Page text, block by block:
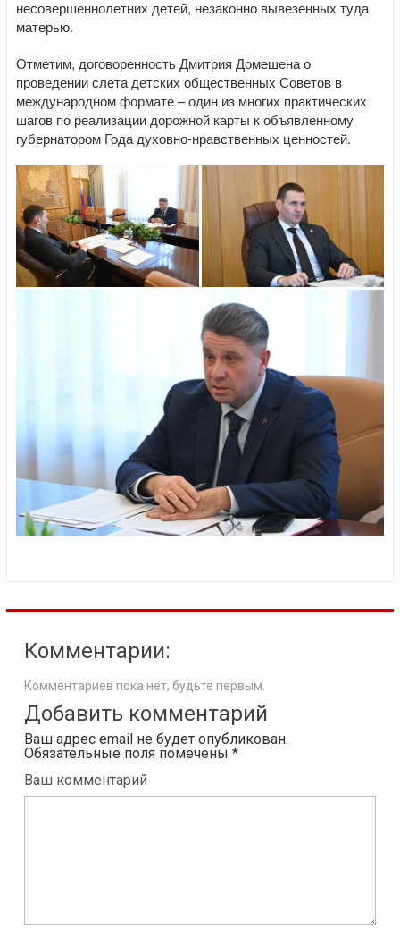
несовершеннолетних детей, незаконно вывезенных туда
матерью.
Отметим, договоренность Дмитрия Домешена о
проведении слета детских общественных Советов в
международном формате – один из многих практических
шагов по реализации дорожной карты к объявленному
губернатором Года духовно-нравственных ценностей.
Комментарии:
Комментариев пока нет, будьте первым.
Добавить комментарий
Ваш адрес email не будет опубликован.
Обязательные поля помечены *
Ваш комментарий